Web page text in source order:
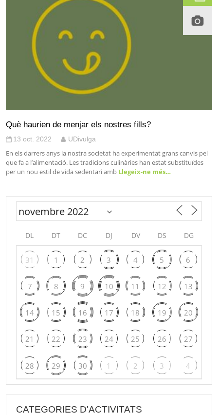
Què haurien de menjar els nostres fills?
13 oct. 2022 UDivulga
En els darrers anys la nostra societat ha experimentat grans canvis pel
que fa a l’alimentació. Les tradicions culinàries han estat substituïdes
per un nou estil de vida sedentari amb Llegeix-ne més…
DL DT DC DJ DV DS DG
31 1 2 3 4 5 6
7 8 9 10 11 12 13
14 15 16 17 18 19 20
21 22 23 24 25 26 27
28 29 30 1 2 3 4
CATEGORIES D'ACTIVITATS